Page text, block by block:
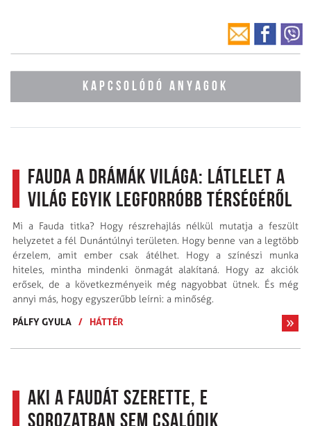
KAPCSOLÓDÓ ANYAGOK
Fauda a drámák világa: Látlelet a
világ egyik legforróbb térségéről
Mi a Fauda titka? Hogy részrehajlás nélkül mutatja a feszült
helyzetet a fél Dunántúlnyi területen. Hogy benne van a legtöbb
érzelem, amit ember csak átélhet. Hogy a színészi munka
hiteles, mintha mindenki önmagát alakítaná. Hogy az akciók
erősek, de a következményeik még nagyobbat ütnek. És még
annyi más, hogy egyszerűbb leírni: a minőség.
PÁLFY GYULA / HÁTTÉR
Aki a Faudát szerette, e